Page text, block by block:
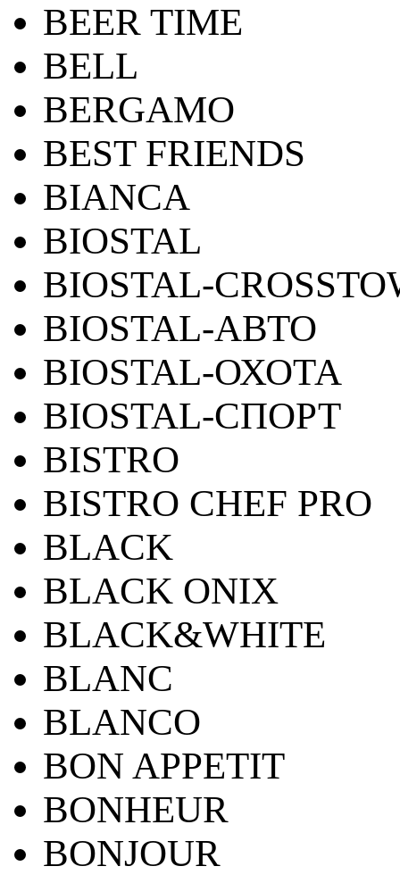
BEER TIME
BELL
BERGAMO
BEST FRIENDS
BIANCA
BIOSTAL
BIOSTAL-
BIOSTAL-АВТО
BIOSTAL-ОХОТА
BIOSTAL-СПОРТ
BISTRO
BISTRO CHEF PRO
BLACK
BLACK ONIX
BLACK&WHITE
BLANC
BLANCO
BON APPETIT
BONHEUR
BONJOUR